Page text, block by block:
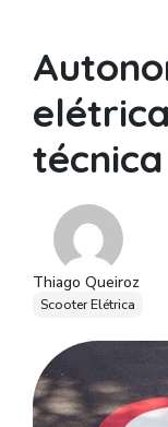
Thiago Queiroz
Scooter Elétrica